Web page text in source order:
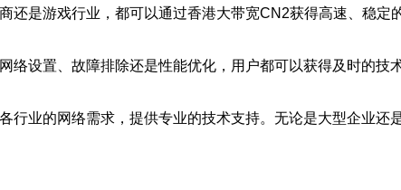
是游戏行业，都可以通过香港大带宽CN2获得高速、稳定
设置、故障排除还是性能优化，用户都可以获得及时的技
业的网络需求，提供专业的技术支持。无论是大型企业还